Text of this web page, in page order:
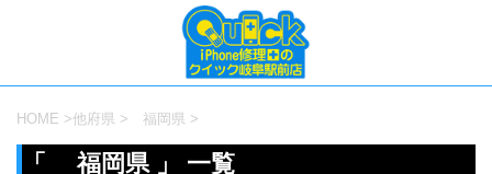
HOME >他府県 > 福岡県 >
「 福岡県 」 一覧